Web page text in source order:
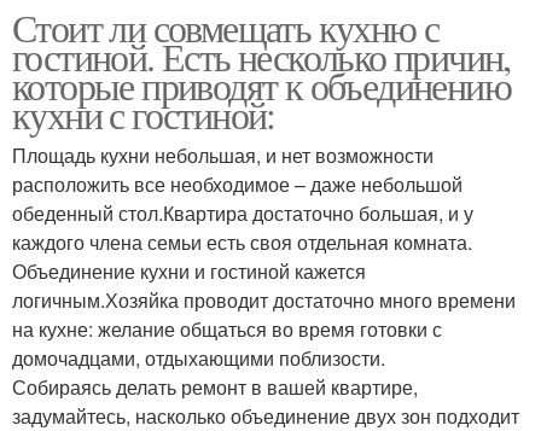
Стоит ли совмещать кухню с
гостиной. Есть несколько причин,
которые приводят к объединению
кухни с гостиной:
Площадь кухни небольшая, и нет возможности
расположить все необходимое – даже небольшой
обеденный стол.Квартира достаточно большая, и у
каждого члена семьи есть своя отдельная комната.
Объединение кухни и гостиной кажется
логичным.Хозяйка проводит достаточно много времени
на кухне: желание общаться во время готовки с
домочадцами, отдыхающими поблизости.
Собираясь делать ремонт в вашей квартире,
задумайтесь, насколько объединение двух зон подходит